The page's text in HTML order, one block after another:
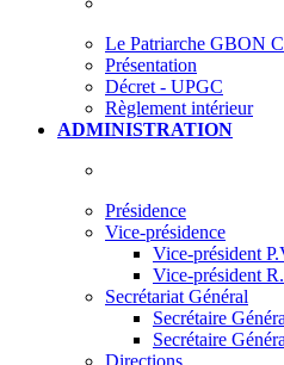
Le Patriarche GBON
Présentation
Décret - UPGC
Règlement intérieur
ADMINISTRATION
Présidence
Vice-présidence
Vice-président
Vice-président
Secrétariat Général
Secrétaire
Secrétaire
Directions